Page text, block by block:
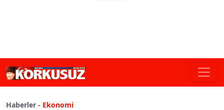
Haberler - Ekonomi